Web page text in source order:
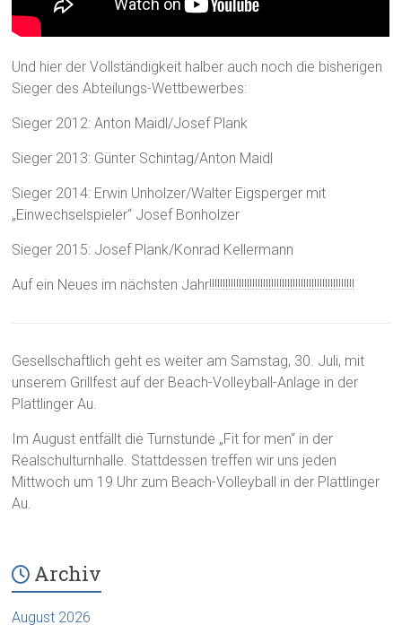
Und hier der Vollständigkeit halber auch noch die bisherigen
Sieger des Abteilungs-Wettbewerbes:
Sieger 2012: Anton Maidl/Josef Plank
Sieger 2013: Günter Schintag/Anton Maidl
Sieger 2014: Erwin Unholzer/Walter Eigsperger mit
„Einwechselspieler“ Josef Bonholzer
Sieger 2015: Josef Plank/Konrad Kellermann
Auf ein Neues im nächsten Jahr!!!!!!!!!!!!!!!!!!!!!!!!!!!!!!!!!!!!!!!!!!!!!!!!!!!!!!
Gesellschaftlich geht es weiter am Samstag, 30. Juli, mit
unserem Grillfest auf der Beach-Volleyball-Anlage in der
Plattlinger Au.
Im August entfällt die Turnstunde „Fit for men“ in der
Realschulturnhalle. Stattdessen treffen wir uns jeden
Mittwoch um 19 Uhr zum Beach-Volleyball in der Plattlinger
Au.
Archiv
August 2026